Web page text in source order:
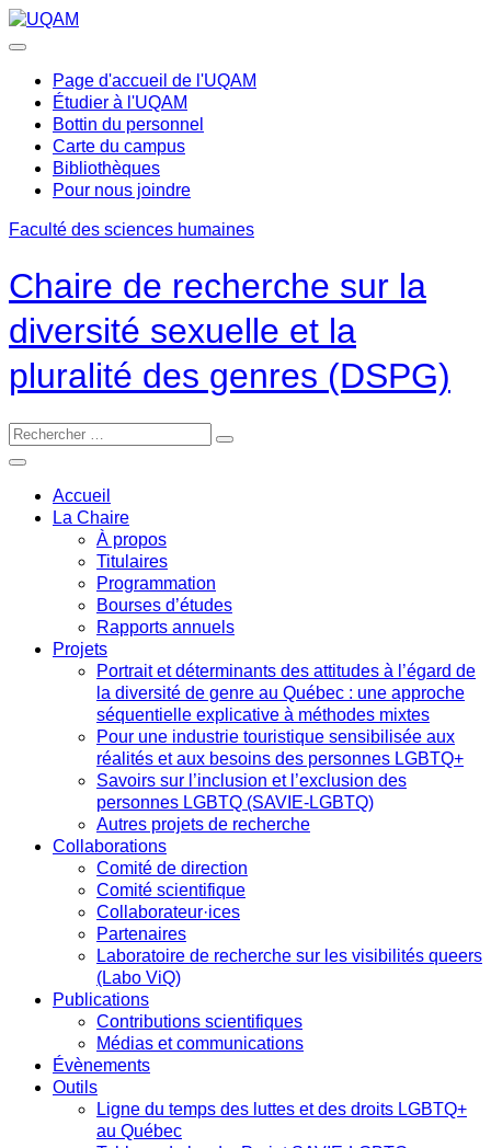
Passer
au
Page d'accueil de l'UQAM
Étudier à l'UQAM
Bottin du personnel
Carte du campus
Bibliothèques
Pour nous joindre
Faculté des sciences humaines
Chaire de recherche sur la
diversité sexuelle et la
pluralité des genres (DSPG)
Accueil
La Chaire
À propos
Titulaires
Programmation
Bourses d’études
Rapports annuels
Projets
Portrait et déterminants des attitudes à l’égard de
la diversité de genre au Québec : une approche
séquentielle explicative à méthodes mixtes
Pour une industrie touristique sensibilisée aux
réalités et aux besoins des personnes LGBTQ+
Savoirs sur l’inclusion et l’exclusion des
personnes LGBTQ (SAVIE-LGBTQ)
Autres projets de recherche
Collaborations
Comité de direction
Comité scientifique
Collaborateur·ices
Partenaires
Laboratoire de recherche sur les visibilités queers
(Labo ViQ)
Publications
Contributions scientifiques
Médias et communications
Évènements
Outils
Ligne du temps des luttes et des droits LGBTQ+
au Québec